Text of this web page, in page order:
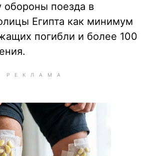
обороны поезда в
Египта как минимум
погибли и более 100